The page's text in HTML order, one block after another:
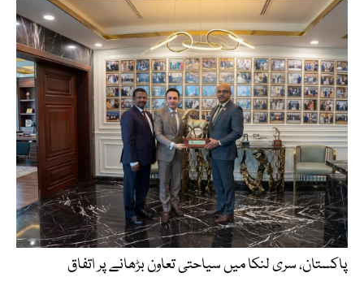
پاکستان، سری لنکا میں سیاحتی تعاون بڑھانے پر اتفاق